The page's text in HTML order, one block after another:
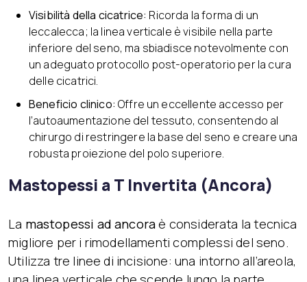
Visibilità della cicatrice: Ricorda la forma di un
leccalecca; la linea verticale è visibile nella parte
inferiore del seno, ma sbiadisce notevolmente con
un adeguato protocollo post-operatorio per la cura
delle cicatrici.
Beneficio clinico: Offre un eccellente accesso per
l’autoaumentazione del tessuto, consentendo al
chirurgo di restringere la base del seno e creare una
robusta proiezione del polo superiore.
Mastopessi a T Invertita (Ancora)
La mastopessi ad ancoraè considerata la tecnica
migliore per i rimodellamenti complessi del seno.
Utilizza tre linee di incisione: una intorno all’areola,